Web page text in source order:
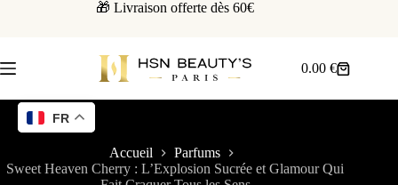
🎁 Livraison offerte dès 60€
0.00€
Accueil
Parfums
Sweet Heaven Cherry : L’Explosion Sucrée et Glamour Qui
FR